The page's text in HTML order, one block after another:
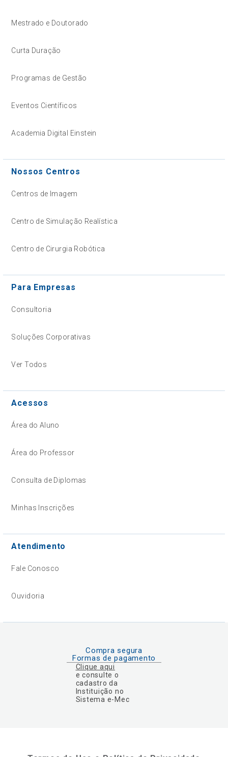
Mestrado e Doutorado
Curta Duração
Programas de Gestão
Eventos Científicos
Academia Digital Einstein
Nossos Centros
Centros de Imagem
Centro de Simulação Realística
Centro de Cirurgia Robótica
Para Empresas
Consultoria
Soluções Corporativas
Ver Todos
Acessos
Área do Aluno
Área do Professor
Consulta de Diplomas
Minhas Inscrições
Atendimento
Fale Conosco
Ouvidoria
Compra segura
Formas de pagamento
Clique aqui
e consulte o
cadastro da
Instituição no
Sistema e-Mec